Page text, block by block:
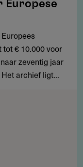
Europese
€ 10.000 voor
zeventig jaar
archief ligt...